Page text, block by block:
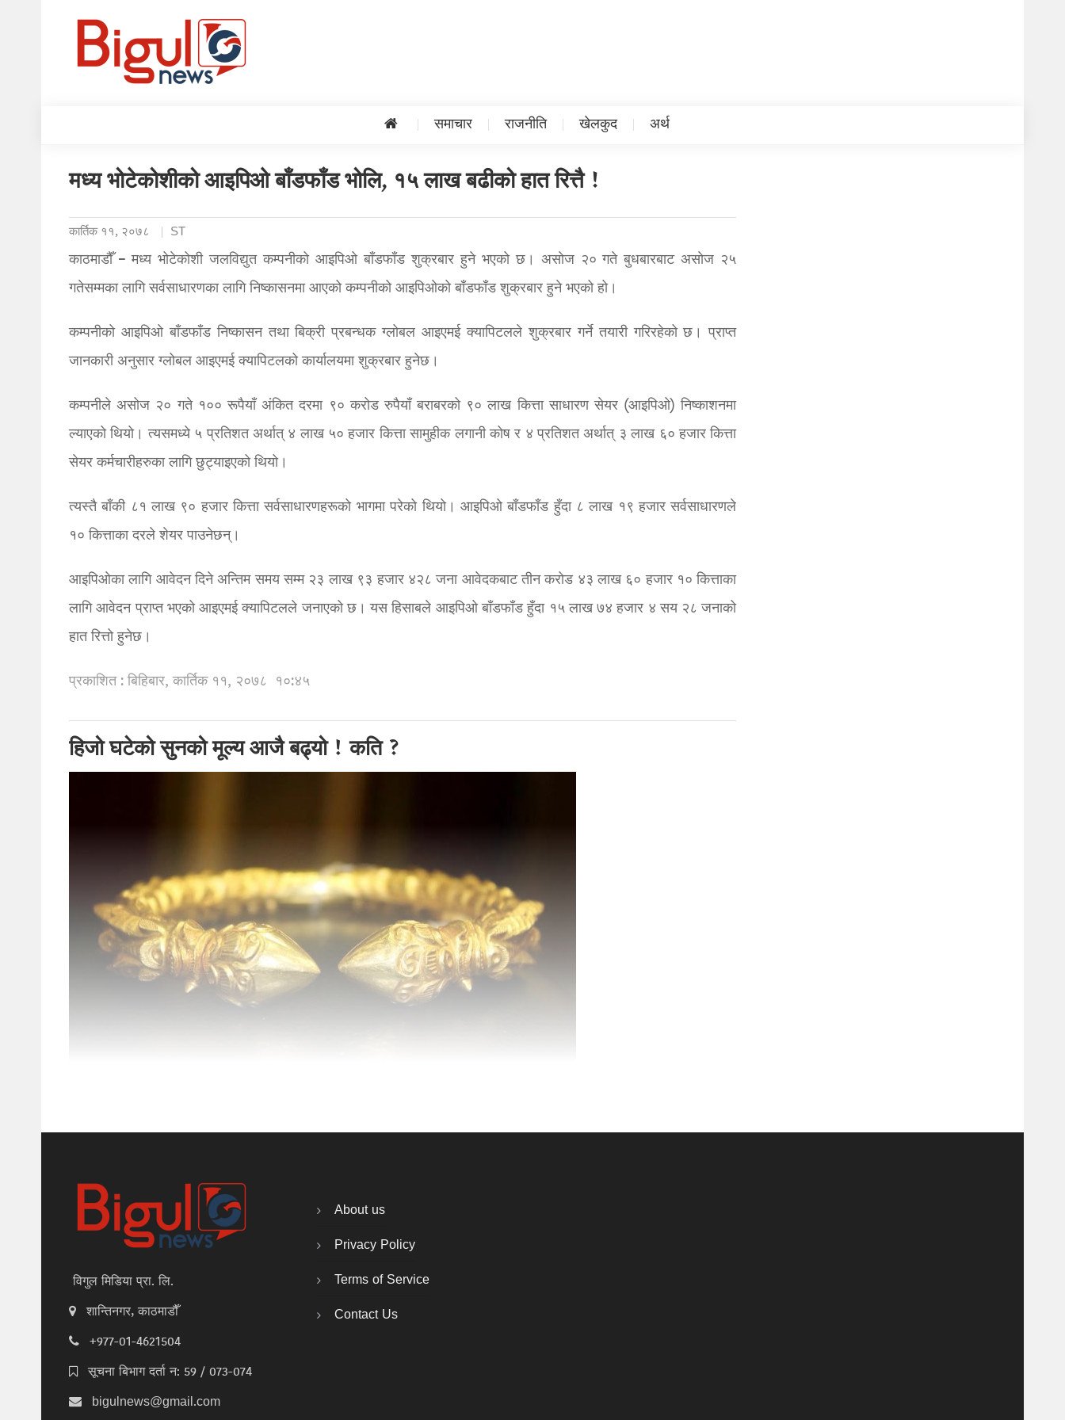
समाचार राजनीति खेलकुद अर्थ
मध्य भोटेकोशीको आइपिओ बाँडफाँड भोलि, १५ लाख बढीको हात रित्तै !
कार्तिक ११, २०७८ ST
काठमाडौँ – मध्य भोटेकोशी जलविद्युत कम्पनीको आइपिओ बाँडफाँड शुक्रबार हुने भएको छ। असाेज २० गते बुधबारबाट असाेज २५
गतेसम्मका लागि सर्वसाधारणका लागि निष्कासनमा आएको कम्पनीको आइपिओको बाँडफाँड शुक्रबार हुने भएको हो।
कम्पनीको आइपिओ बाँडफाँड निष्कासन तथा बिक्री प्रबन्धक ग्लोबल आइएमई क्यापिटलले शुक्रबार गर्ने तयारी गरिरहेको छ। प्राप्त
जानकारी अनुसार ग्लोबल आइएमई क्यापिटलको कार्यालयमा शुक्रबार हुनेछ।
कम्पनीले असोज २० गते १०० रूपैयाँ अंकित दरमा ९० करोड रुपैयाँ बराबरको ९० लाख कित्ता साधारण सेयर (आइपिओ) निष्काशनमा
ल्याएको थियो। त्यसमध्ये ५ प्रतिशत अर्थात् ४ लाख ५० हजार कित्ता सामुहीक लगानी कोष र ४ प्रतिशत अर्थात् ३ लाख ६० हजार कित्ता
सेयर कर्मचारीहरुका लागि छुट्याइएको थियो।
त्यस्तै बाँकी ८१ लाख ९० हजार कित्ता सर्वसाधारणहरूको भागमा परेको थियो। आइपिओ बाँडफाँड हुँदा ८ लाख १९ हजार सर्वसाधारणले
१० कित्ताका दरले शेयर पाउनेछन्।
आइपिओका लागि आवेदन दिने अन्तिम समय सम्म २३ लाख ९३ हजार ४२८ जना आवेदकबाट तीन करोड ४३ लाख ६० हजार १० कित्ताका
लागि आवेदन प्राप्त भएको आइएमई क्यापिटलले जनाएको छ। यस हिसाबले आइपिओ बाँडफाँड हुँदा १५ लाख ७४ हजार ४ सय २८ जनाको
हात रित्तो हुनेछ।
प्रकाशित : बिहिबार, कार्तिक ११, २०७८ १०:४५
हिजो घटेको सुनको मूल्य आजै बढ्यो ! कति ?
विगुल मिडिया प्रा. लि.
शान्तिनगर, काठमाडौँ
+977-01-4621504
सूचना बिभाग दर्ता न: 59 / 073-074
bigulnews@gmail.com
About us
Privacy Policy
Terms of Service
Contact Us